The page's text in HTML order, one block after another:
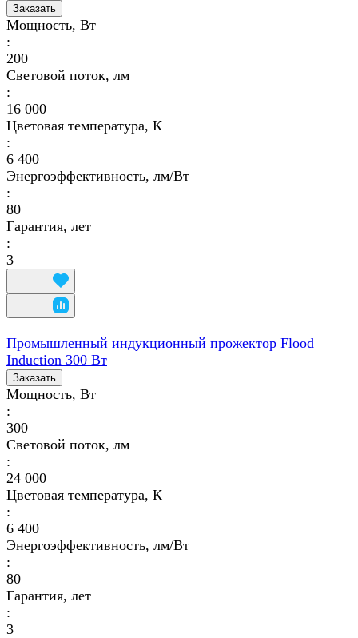
Заказать
Мощность, Вт
:
200
Световой поток, лм
:
16 000
Цветовая температура, К
:
6 400
Энергоэффективность, лм/Вт
:
80
Гарантия, лет
:
3
Промышленный индукционный прожектор Flood
Induction 300 Вт
Заказать
Мощность, Вт
:
300
Световой поток, лм
:
24 000
Цветовая температура, К
:
6 400
Энергоэффективность, лм/Вт
:
80
Гарантия, лет
:
3